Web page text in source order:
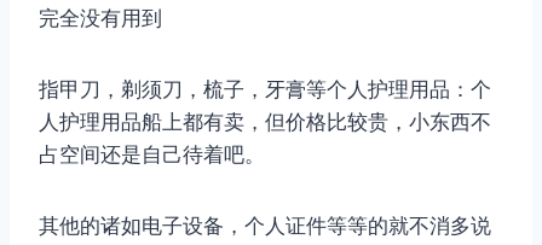
完全没有用到
指甲刀，剃须刀，梳子，牙膏等个人护理用品：个
人护理用品船上都有卖，但价格比较贵，小东西不
占空间还是自己待着吧。
其他的诸如电子设备，个人证件等等的就不消多说